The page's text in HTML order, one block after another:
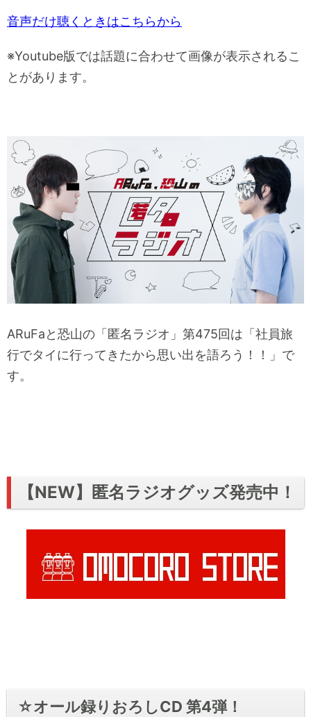
音声だけ聴くときはこちらから
※Youtube版では話題に合わせて画像が表示されるこ
とがあります。
ARuFaと恐山の「匿名ラジオ」第475回は「社員旅
行でタイに行ってきたから思い出を語ろう！！」で
す。
【NEW】匿名ラジオグッズ発売中！
☆オール録りおろしCD 第4弾！